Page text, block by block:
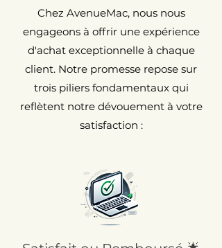
Chez AvenueMac, nous nous
engageons à offrir une expérience
d'achat exceptionnelle à chaque
client. Notre promesse repose sur
trois piliers fondamentaux qui
reflètent notre dévouement à votre
satisfaction :